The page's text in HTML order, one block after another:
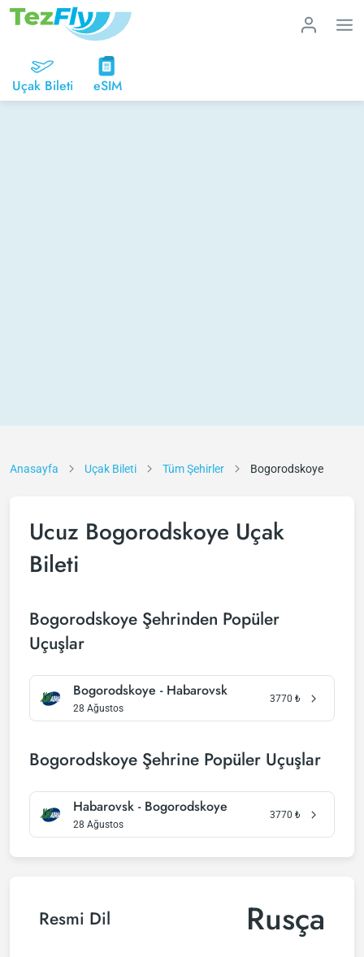
Uçak Bileti eSIM
Anasayfa Uçak Bileti Tüm Şehirler Bogorodskoye
Ucuz Bogorodskoye Uçak
Bileti
Bogorodskoye Şehrinden Popüler
Uçuşlar
Bogorodskoye - Habarovsk
28 Ağustos
3770 ₺
Bogorodskoye Şehrine Popüler Uçuşlar
Habarovsk - Bogorodskoye
28 Ağustos
3770 ₺
Resmi Dil Rusça